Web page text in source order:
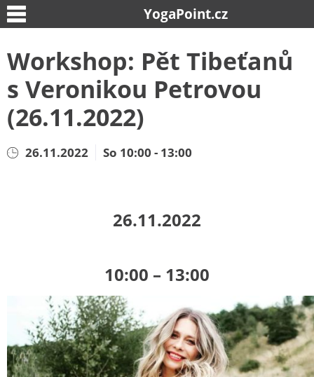
YogaPoint.cz
Workshop: Pět Tibeťanů
s Veronikou Petrovou
(26.11.2022)
26.11.2022 So 10:00 - 13:00
26.11.2022
10:00 – 13:00